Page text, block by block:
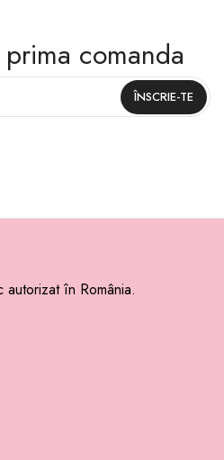
comanda
autorizat în România.